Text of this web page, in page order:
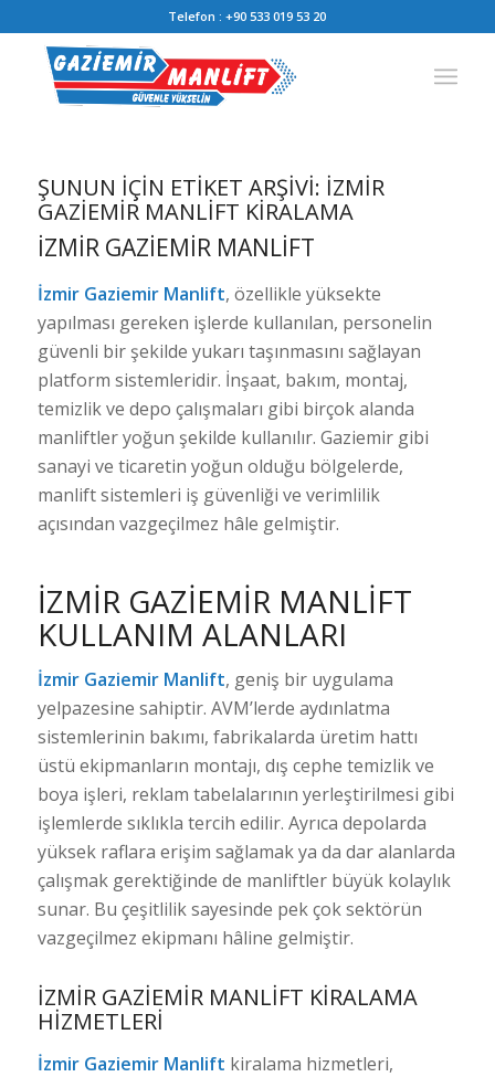
Telefon :+90 533 019 53 20
ŞUNUN IÇIN ETIKET ARŞIVI: İZMIR
GAZIEMIR MANLIFT KIRALAMA
İZMIR GAZIEMIR MANLIFT
İzmir Gaziemir Manlift, özellikle yüksekte
yapılması gereken işlerde kullanılan, personelin
güvenli bir şekilde yukarı taşınmasını sağlayan
platform sistemleridir. İnşaat, bakım, montaj,
temizlik ve depo çalışmaları gibi birçok alanda
manliftler yoğun şekilde kullanılır. Gaziemir gibi
sanayi ve ticaretin yoğun olduğu bölgelerde,
manlift sistemleri iş güvenliği ve verimlilik
açısından vazgeçilmez hâle gelmiştir.
İZMIR GAZIEMIR MANLIFT
KULLANIM ALANLARI
İzmir Gaziemir Manlift, geniş bir uygulama
yelpazesine sahiptir. AVM’lerde aydınlatma
sistemlerinin bakımı, fabrikalarda üretim hattı
üstü ekipmanların montajı, dış cephe temizlik ve
boya işleri, reklam tabelalarının yerleştirilmesi gibi
işlemlerde sıklıkla tercih edilir. Ayrıca depolarda
yüksek raflara erişim sağlamak ya da dar alanlarda
çalışmak gerektiğinde de manliftler büyük kolaylık
sunar. Bu çeşitlilik sayesinde pek çok sektörün
vazgeçilmez ekipmanı hâline gelmiştir.
İZMIR GAZIEMIR MANLIFT KIRALAMA
HIZMETLERI
İzmir Gaziemir Manlift kiralama hizmetleri,